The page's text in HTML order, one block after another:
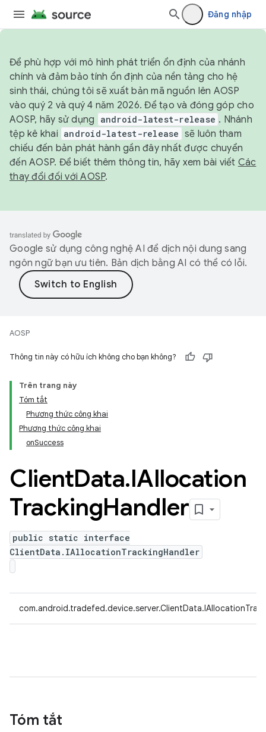
Đăng nhập
Để phù hợp với mô hình phát triển ổn định của nhánh
chính và đảm bảo tính ổn định của nền tảng cho hệ
sinh thái, chúng tôi sẽ xuất bản mã nguồn lên AOSP
vào quý 2 và quý 4 năm 2026. Để tạo và đóng góp cho
AOSP, hãy sử dụng
android-latest-release . Nhánh
tệp kê khai android-latest-release sẽ luôn tham
chiếu đến bản phát hành gần đây nhất được chuyển
đến AOSP. Để biết thêm thông tin, hãy xem bài viết Các
thay đổi đối với AOSP.
Google sử dụng công nghệ AI để dịch nội dung sang
ngôn ngữ bạn ưu tiên. Bản dịch bằng AI có thể có lỗi.
AOSP
Thông tin này có hữu ích không cho bạn không?
Trên trang này
Tóm tắt
Phương thức công khai
Phương thức công khai
onSuccess
ClientData.IAllocation
TrackingHandler
public static interface
ClientData.IAllocationTrackingHandler
Tóm tắt